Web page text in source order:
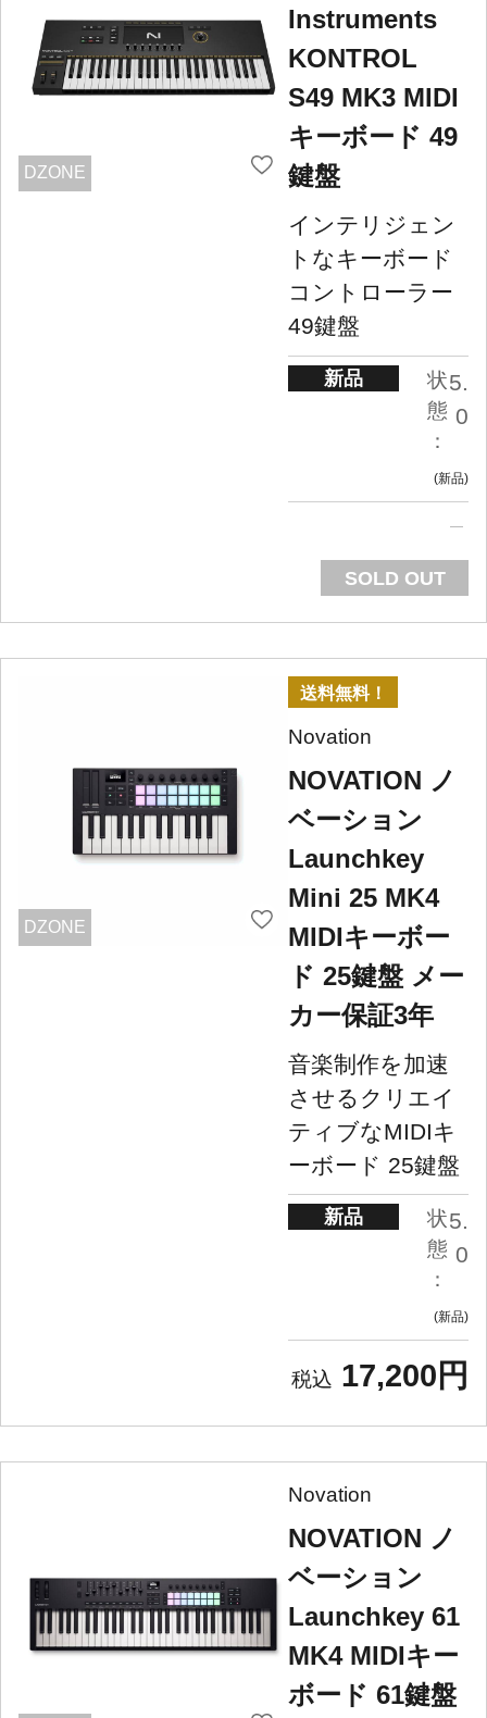
DZONE
Instruments
KONTROL
S49 MK3 MIDI
キーボード 49
鍵盤
インテリジェン
トなキーボード
コントローラー
49鍵盤
新品
状
態
：
5.
0
新品
SOLD OUT
DZONE
送料無料！
Novation
NOVATION ノ
ベーション
Launchkey
Mini 25 MK4
MIDIキーボー
ド 25鍵盤 メー
カー保証3年
音楽制作を加速
させるクリエイ
ティブなMIDIキ
ーボード 25鍵盤
新品
状
態
：
5.
0
新品
17,200円
Novation
NOVATION ノ
ベーション
Launchkey 61
MK4 MIDIキー
ボード 61鍵盤